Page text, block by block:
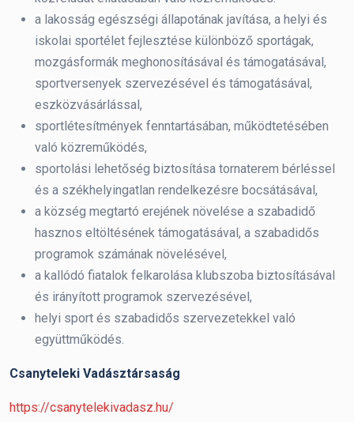
a lakosság egészségi állapotának javítása, a helyi és
iskolai sportélet fejlesztése különböző sportágak,
mozgásformák meghonosításával és támogatásával,
sportversenyek szervezésével és támogatásával,
eszközvásárlással,
sportlétesítmények fenntartásában, működtetésében
való közreműködés,
sportolási lehetőség biztosítása tornaterem bérléssel
és a székhelyingatlan rendelkezésre bocsátásával,
a község megtartó erejének növelése a szabadidő
hasznos eltöltésének támogatásával, a szabadidős
programok számának növelésével,
a kallódó fiatalok felkarolása klubszoba biztosításával
és irányított programok szervezésével,
helyi sport és szabadidős szervezetekkel való
együttműködés.
Csanyteleki Vadásztársaság
https://csanytelekivadasz.hu/